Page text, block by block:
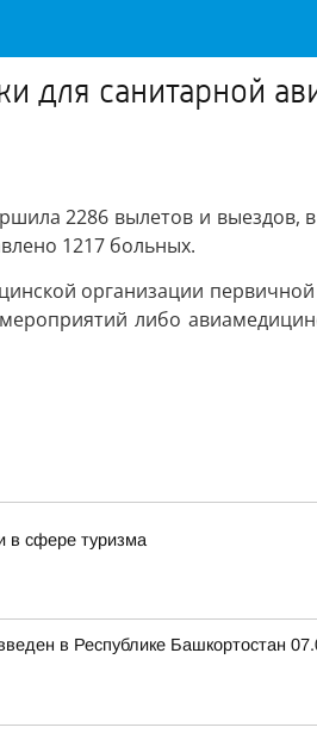
для санитарной
2286 вылетов и выездов,
1217 больных.
организации
либо
в сфере туризма
в Республике Башкортостан